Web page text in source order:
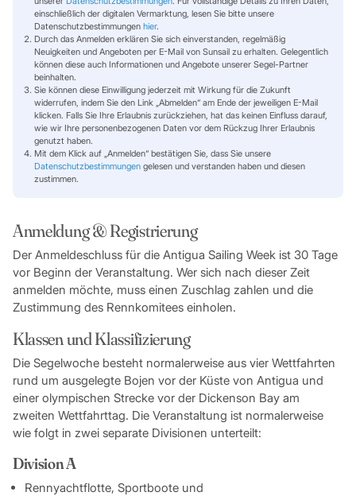
einschließlich der digitalen Vermarktung, lesen Sie bitte unsere
Datenschutzbestimmungen hier.
Durch das Anmelden erklären Sie sich einverstanden, regelmäßig
Neuigkeiten und Angeboten per E-Mail von Sunsail zu erhalten. Gelegentlich
können diese auch Informationen und Angebote unserer Segel-Partner
beinhalten.
Sie können diese Einwilligung jederzeit mit Wirkung für die Zukunft
widerrufen, indem Sie den Link „Abmelden“ am Ende der jeweiligen E-Mail
klicken. Falls Sie Ihre Erlaubnis zurückziehen, hat das keinen Einfluss darauf,
wie wir Ihre personenbezogenen Daten vor dem Rückzug Ihrer Erlaubnis
genutzt haben.
Mit dem Klick auf „Anmelden“ bestätigen Sie, dass Sie unsere
Datenschutzbestimmungengelesen und verstanden haben und diesen
zustimmen.
Anmeldung & Registrierung
Der Anmeldeschluss für die Antigua Sailing Week ist 30 Tage
vor Beginn der Veranstaltung. Wer sich nach dieser Zeit
anmelden möchte, muss einen Zuschlag zahlen und die
Zustimmung des Rennkomitees einholen.
Klassen und Klassifizierung
Die Segelwoche besteht normalerweise aus vier Wettfahrten
rund um ausgelegte Bojen vor der Küste von Antigua und
einer olympischen Strecke vor der Dickenson Bay am
zweiten Wettfahrttag. Die Veranstaltung ist normalerweise
wie folgt in zwei separate Divisionen unterteilt:
Division A
Rennyachtflotte, Sportboote und